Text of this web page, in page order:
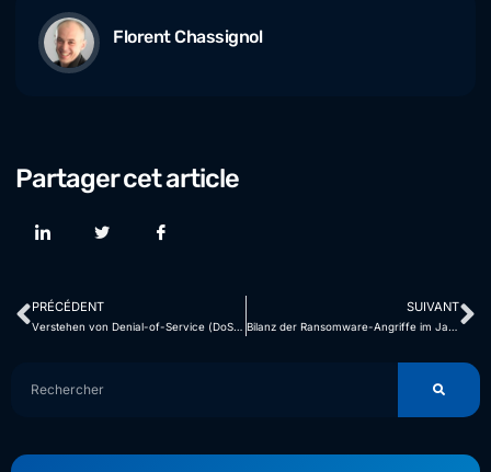
Florent Chassignol
Partager cet article
PRÉCÉDENT
Verstehen von Denial-of-Service (DoS)- und Distributed-Denial-of-Service (DDoS)-Angriffen
SUIVANT
Bilanz der Ransomware-Angriffe im Jahr 2023